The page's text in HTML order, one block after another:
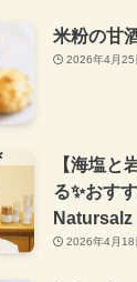
米粉の甘
2026年4月25
【海塩と
る✨おす
Natursalz
2026年4月18